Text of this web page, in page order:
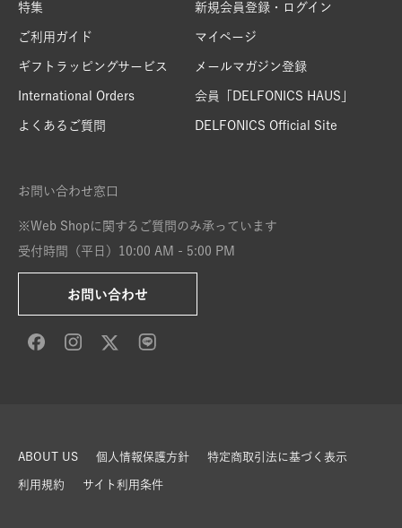
特集
ご利用ガイド
ギフトラッピングサービス
International Orders
よくあるご質問
新規会員登録・ログイン
マイページ
メールマガジン登録
会員「DELFONICS HAUS」
DELFONICS Official Site
お問い合わせ窓口
※Web Shopに関するご質問のみ承っています
受付時間（平日）10:00 AM - 5:00 PM
お問い合わせ
ABOUT US 個人情報保護方針 特定商取引法に基づく表示
利用規約 サイト利用条件